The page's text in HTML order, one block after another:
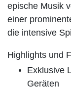
epische Musik
einer
die intensive
Highlights und
Exklusive
Geräten